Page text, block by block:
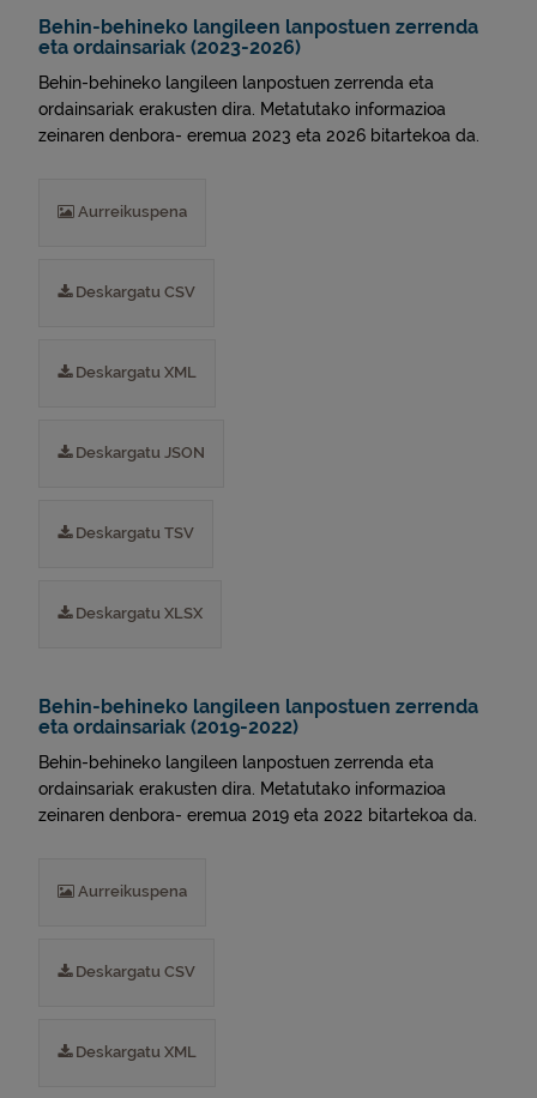
Behin-behineko langileen lanpostuen zerrenda
eta ordainsariak (2023-2026)
Behin-behineko langileen lanpostuen zerrenda eta
ordainsariak erakusten dira. Metatutako informazioa
zeinaren denbora- eremua 2023 eta 2026 bitartekoa da.
Aurreikuspena
Deskargatu CSV
Deskargatu XML
Deskargatu JSON
Deskargatu TSV
Deskargatu XLSX
Behin-behineko langileen lanpostuen zerrenda
eta ordainsariak (2019-2022)
Behin-behineko langileen lanpostuen zerrenda eta
ordainsariak erakusten dira. Metatutako informazioa
zeinaren denbora- eremua 2019 eta 2022 bitartekoa da.
Aurreikuspena
Deskargatu CSV
Deskargatu XML